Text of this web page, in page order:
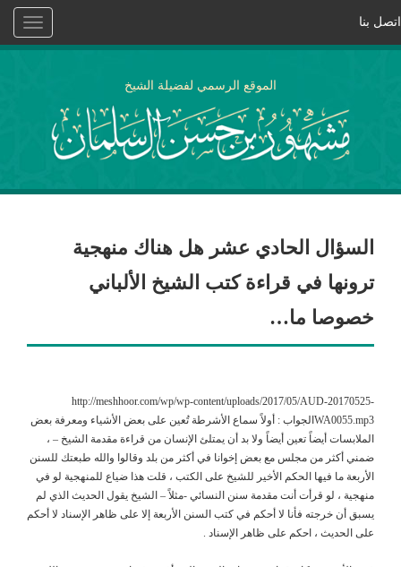
Toggle
اتصل بنا
الموقع الرسمي لفضيلة الشيخ
السؤال الحادي عشر هل هناك منهجية
ترونها في قراءة كتب الشيخ الألباني
خصوصا ما…
http://meshhoor.com/wp/wp-content/uploads/2017/05/AUD-20170525-
WA0055.mp3الجواب : أولاً سماع الأشرطة تُعين على بعض الأشياء ومعرفة بعض
الملابسات أيضاً تعين أيضاً ولا بد أن يمتلئ الإنسان من قراءة مقدمة الشيخ – ،
ضمني أكثر من مجلس مع بعض إخوانا في أكثر من بلد وقالوا والله طبعتك للسنن
الأربعة ما فيها الحكم الأخير للشيخ على الكتب ، قلت هذا ضياع للمنهجية لو في
منهجية ، لو قرأت أنت مقدمة سنن النسائي -مثلاً – الشيخ يقول الحديث الذي لم
يسبق أن خرجته فأنا لا أحكم في كتب السنن الأربعة إلا على ظاهر الإسناد لا أحكم
على الحديث ، احكم على ظاهر الإسناد .